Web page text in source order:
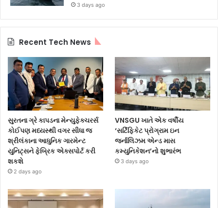
3 days ago
Recent Tech News
સુરતના ગ્રે કાપડના મેન્યુફેક્ચરર્સ
કોઈપણ મધ્યસ્થી વગર સીધા જ
શ્રીલંકાના આધુનિક ગારમેન્ટ
યુનિટ્સને ફેબ્રિક એક્સપોર્ટ કરી
શકશે
2 days ago
VNSGU ખાતે એક વર્ષીય
‘સર્ટિફિકેટ પ્રોગ્રામ ઇન
જર્નાલિઝમ એન્ડ માસ
કમ્યુનિકેશન’નો શુભારંભ
3 days ago